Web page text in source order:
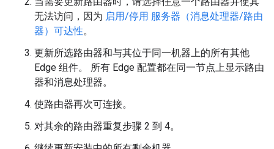
无法访问，因为 启用/停用 服务器（消息处理器/路由
器）可达性。
更新所选路由器和与其位于同一机器上的所有其他
Edge 组件。 所有 Edge 配置都在同一节点上显示路由
器和消息处理器。
使路由器再次可连接。
对其余的路由器重复步骤 2 到 4。